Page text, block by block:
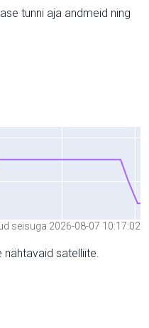
tunni aja andmeid ning
seisuga 2026-08-07 10:17:02
nähtavaid satelliite.